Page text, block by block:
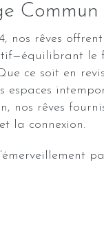
Commun
nos rêves
le
ce soit en
espaces
nos rêves
la connexion.